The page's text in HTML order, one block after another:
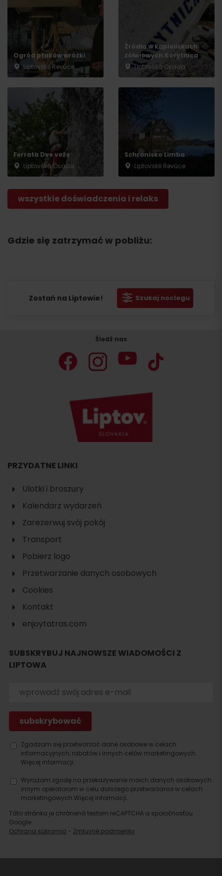
Ogród ptaków wróżki
Liptovské Revúce
Źródła w kąpieliskach
żółwiowych Korytnica
Liptovská Osada
Ferrata Dve veže
Liptovská Osada
Schronisko Limba
Liptovské Revúce
wszystkie doświadczenia i relaks
Gdzie się zatrzymać w pobliżu:
Zostań na Liptowie! Szukaj noclegu
Wyjazd
Szukaj
noclegu
Śledź nas
PRZYDATNE LINKI
Ulotki i broszury
Kalendarz wydarzeń
Zarezerwuj svój pokój
Transport
Pobierz logo
Przetwarzanie danych osobowych
Cookies
Kontakt
enjoytatras.com
SUBSKRYBUJ NAJNOWSZE WIADOMOŚCI Z
LIPTOWA
Zgadzam się przetwarzać dane osobowe w celach
informacyjnych, rabatów i innych celów marketingowych.
Więcej informacji.
Wyrażam zgodę na przekazywanie moich danych osobowych
innym operatorom w celu dalszego przetwarzania w celach
marketingowych.Więcej informacji.
Táto stránka je chránená testom reCAPTCHA a spoločnosťou
Google.
Ochrana súkromia - Zmluvné podmienky